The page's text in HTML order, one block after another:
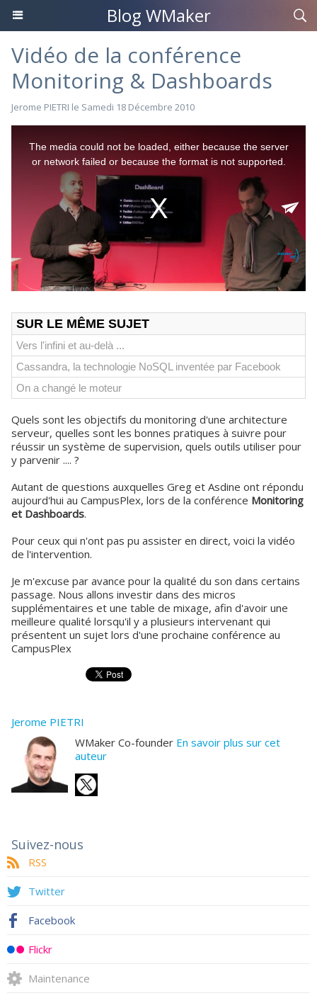
Blog WMaker
Vidéo de la conférence
Monitoring & Dashboards
Jerome PIETRI le Samedi 18 Décembre 2010
SUR LE MÊME SUJET
Vers l'infini et au-delà ...
Cassandra, la technologie NoSQL inventée par Facebook
On a changé le moteur
Quels sont les objectifs du monitoring d'une architecture
serveur, quelles sont les bonnes pratiques à suivre pour
réussir un système de supervision, quels outils utiliser pour
y parvenir .... ?
Autant de questions auxquelles Greg et Asdine ont répondu
aujourd'hui au CampusPlex, lors de la conférence Monitoring
et Dashboards.
Pour ceux qui n'ont pas pu assister en direct, voici la vidéo
de l'intervention.
Je m'excuse par avance pour la qualité du son dans certains
passage. Nous allons investir dans des micros
supplémentaires et une table de mixage, afin d'avoir une
meilleure qualité lorsqu'il y a plusieurs intervenant qui
présentent un sujet lors d'une prochaine conférence au
CampusPlex
Jerome PIETRI
WMaker Co-founder En savoir plus sur cet
auteur
Suivez-nous
RSS
Twitter
Facebook
Flickr
Maintenance